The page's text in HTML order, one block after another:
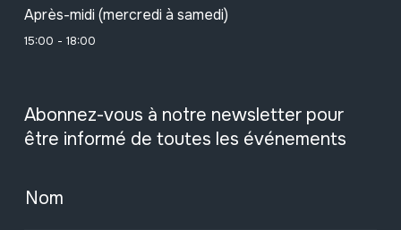
Après-midi (mercredi à samedi)
15:00 - 18:00
Abonnez-vous à notre newsletter pour
être informé de toutes les événements
Nom